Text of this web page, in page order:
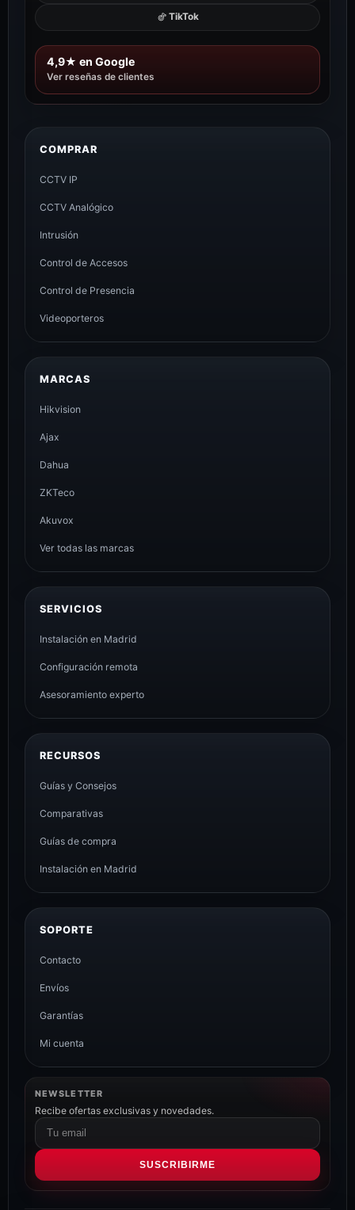
TikTok
4,9★ en Google
Ver reseñas de clientes
COMPRAR
CCTV IP
CCTV Analógico
Intrusión
Control de Accesos
Control de Presencia
Videoporteros
MARCAS
Hikvision
Ajax
Dahua
ZKTeco
Akuvox
Ver todas las marcas
SERVICIOS
Instalación en Madrid
Configuración remota
Asesoramiento experto
RECURSOS
Guías y Consejos
Comparativas
Guías de compra
Instalación en Madrid
SOPORTE
Contacto
Envíos
Garantías
Mi cuenta
NEWSLETTER
Recibe ofertas exclusivas y novedades.
Correo
electrónico
SUSCRIBIRME